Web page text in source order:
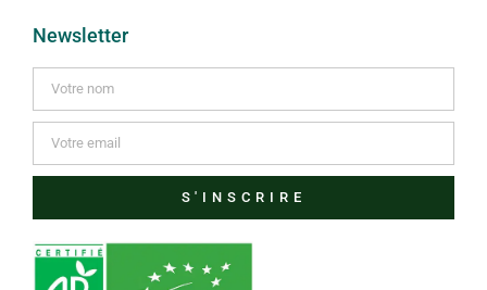
Newsletter
S'INSCRIRE